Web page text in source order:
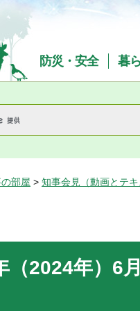
Prefecture
防災・安全 暮
部屋 > 知事会見（動画とテキ
（2024年）6